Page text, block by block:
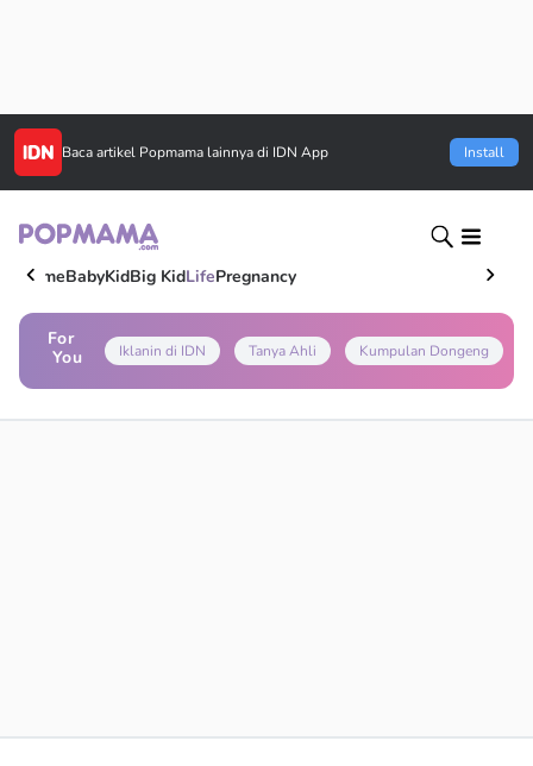
Baca artikel Popmama lainnya di IDN App Install
HomeBabyKidBig KidLifePregnancy
For
You
Iklanin di IDN Tanya Ahli Kumpulan Dongeng